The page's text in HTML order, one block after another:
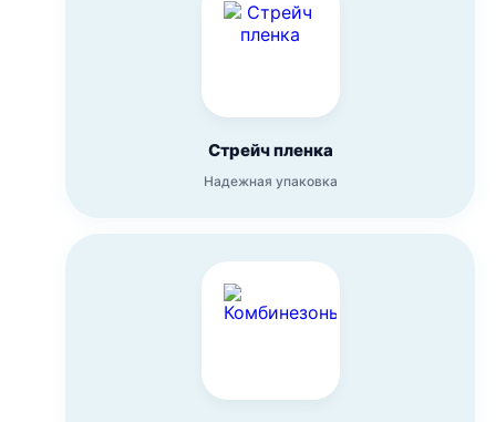
Стрейч пленка
Надежная упаковка